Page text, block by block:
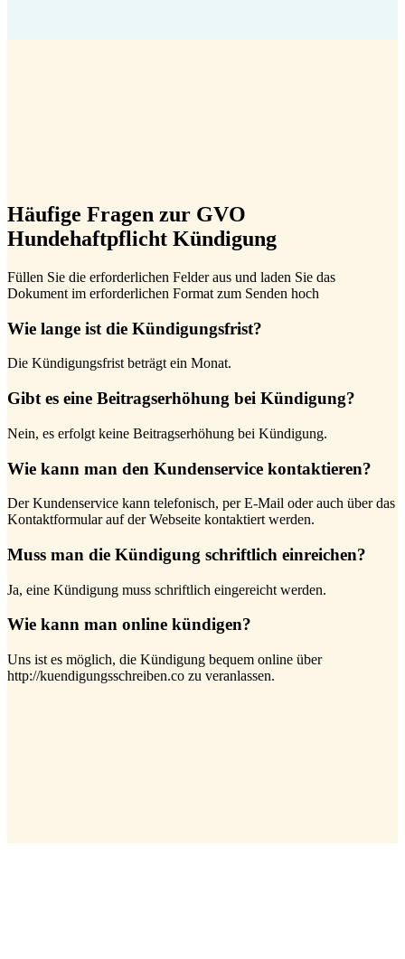
Häufige Fragen zur GVO
Hundehaftpflicht Kündigung
Füllen Sie die erforderlichen Felder aus und laden Sie das
Dokument im erforderlichen Format zum Senden hoch
Wie lange ist die Kündigungsfrist?
Die Kündigungsfrist beträgt ein Monat.
Gibt es eine Beitragserhöhung bei Kündigung?
Nein, es erfolgt keine Beitragserhöhung bei Kündigung.
Wie kann man den Kundenservice kontaktieren?
Der Kundenservice kann telefonisch, per E-Mail oder auch über das
Kontaktformular auf der Webseite kontaktiert werden.
Muss man die Kündigung schriftlich einreichen?
Ja, eine Kündigung muss schriftlich eingereicht werden.
Wie kann man online kündigen?
Uns ist es möglich, die Kündigung bequem online über
http://kuendigungsschreiben.co zu veranlassen.